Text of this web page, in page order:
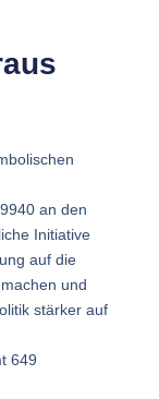
an den
Initiative
auf die
und
stärker auf
649